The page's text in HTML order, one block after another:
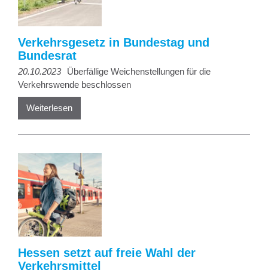
Verkehrsgesetz in Bundestag und
Bundesrat
20.10.2023
Überfällige Weichenstellungen für die
Verkehrswende beschlossen
Weiterlesen
Hessen setzt auf freie Wahl der
Verkehrsmittel